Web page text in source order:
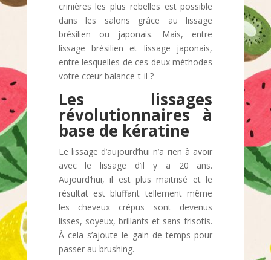
crinières les plus rebelles est possible
dans les salons grâce au lissage
brésilien ou japonais. Mais, entre
lissage brésilien et lissage japonais,
entre lesquelles de ces deux méthodes
votre cœur balance-t-il ?
Les lissages
révolutionnaires à
base de kératine
Le lissage d’aujourd’hui n’a rien à avoir
avec le lissage d’il y a 20 ans.
Aujourd’hui, il est plus maitrisé et le
résultat est bluffant tellement même
les cheveux crépus sont devenus
lisses, soyeux, brillants et sans frisotis.
À cela s’ajoute le gain de temps pour
passer au brushing.